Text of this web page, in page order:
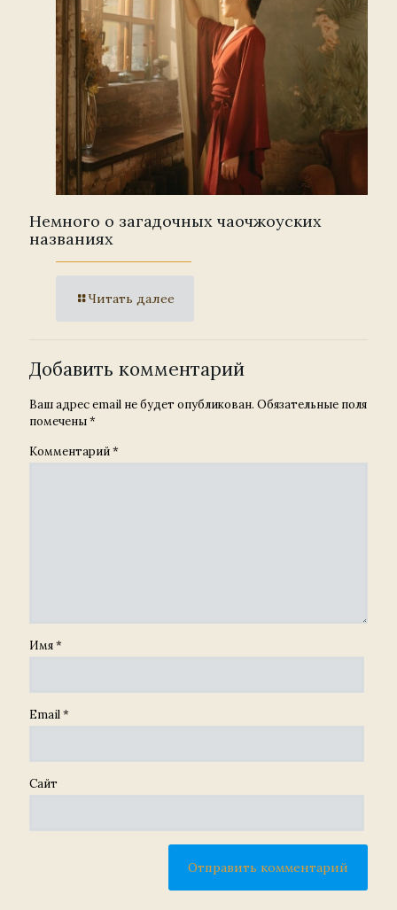
Немного о загадочных чаочжоуских
названиях
Читать далее
Добавить комментарий
Ваш адрес email не будет опубликован. Обязательные поля
помечены*
Комментарий*
Имя*
Email*
Сайт